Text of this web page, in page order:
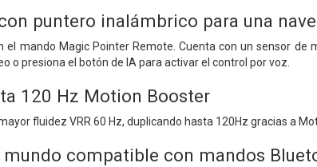
puntero inalámbrico para una
mando Magic Pointer Remote. Cuenta con un sensor de
o presiona el botón de IA para activar el control por voz.
120 Hz Motion Booster
fluidez VRR 60 Hz, duplicando hasta 120Hz gracias a
compatible con mandos